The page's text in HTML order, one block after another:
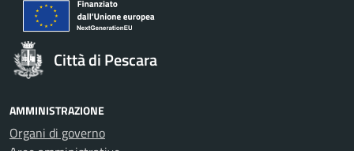
Città di Pescara
AMMINISTRAZIONE
Organi di governo